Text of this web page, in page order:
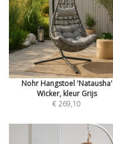
Nohr Hangstoel 'Natausha'
Wicker, kleur Grijs
€ 269,10